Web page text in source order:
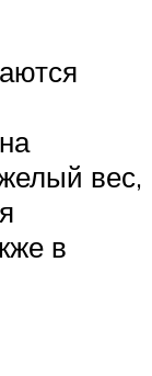
вес,
в